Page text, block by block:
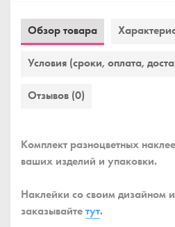
Обзор товара
Условия (сроки, оплата,
Отзывов (0)
Комплект разноцветных
ваших изделий и упаковки.
Наклейки со своим дизайном
заказывайтетут.